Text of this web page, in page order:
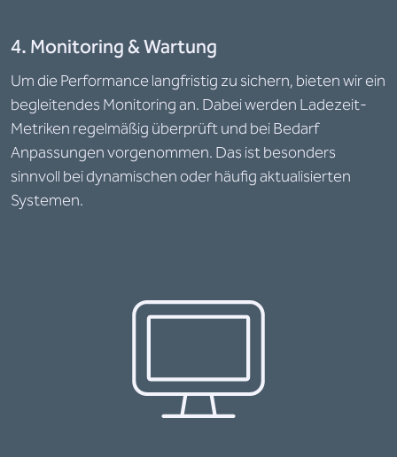
4. Monitoring & Wartung
Um die Performance langfristig zu sichern, bieten wir ein
begleitendes Monitoring an. Dabei werden Ladezeit-
Metriken regelmäßig überprüft und bei Bedarf
Anpassungen vorgenommen. Das ist besonders
sinnvoll bei dynamischen oder häufig aktualisierten
Systemen.